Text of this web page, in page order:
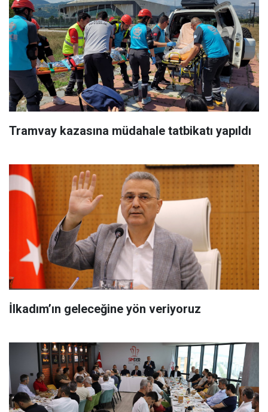
Tramvay kazasına müdahale tatbikatı yapıldı
İlkadım’ın geleceğine yön veriyoruz